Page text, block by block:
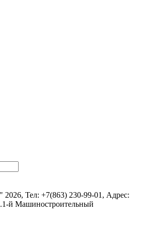
2026, Тел: +7(863) 230-99-01 , Адрес:
й Машиностроительный